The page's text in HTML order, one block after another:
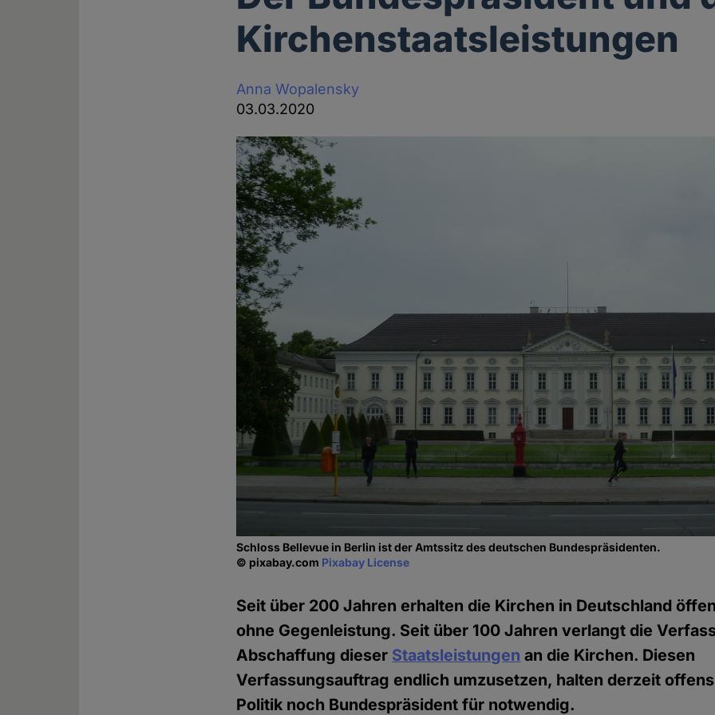
Kirchenstaatsleistungen
Anna Wopalensky
03.03.2020
Schloss Bellevue in Berlin ist der Amtssitz des deutschen Bundespräsidenten.
© pixabay.com Pixabay License
Seit über 200 Jahren erhalten die Kirchen in Deutschland
ohne Gegenleistung. Seit über 100 Jahren verlangt die
Abschaffung dieser Staatsleistungen an die Kirchen. Diesen
Verfassungsauftrag endlich umzusetzen, halten derzeit
Politik noch Bundespräsident für notwendig.